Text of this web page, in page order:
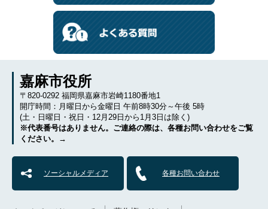
嘉麻市役所
〒820-0292 福岡県嘉麻市岩崎1180番地1
開庁時間：月曜日から金曜日 午前8時30分～午後 5時
(土・日曜日・祝日・12月29日から1月3日は除く)
※代表番号はありません。ご連絡の際は、各種お問い合わせをご覧
ください。→
ソーシャルメディア 各種お問い合わせ